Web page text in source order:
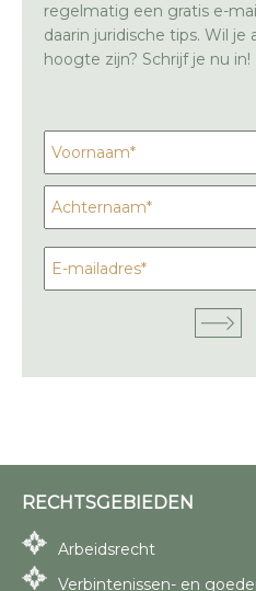
regelmatig een gratis e-
daarin juridische tips. Wil je
hoogte zijn? Schrijf je nu in!
RECHTSGEBIEDEN
Arbeidsrecht
Verbintenissen- en